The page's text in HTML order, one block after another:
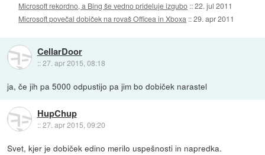
Microsoft rekordno, a Bing še vedno prideluje izgubo ::22. jul 2011
Microsoft povečal dobiček na rovaš Officea in Xboxa ::29. apr 2011
CellarDoor
::27. apr 2015, 08:18
ja, če jih pa 5000 odpustijo pa jim bo dobiček narastel
HupChup
::27. apr 2015, 09:20
Svet, kjer je dobiček edino merilo uspešnosti in napredka.